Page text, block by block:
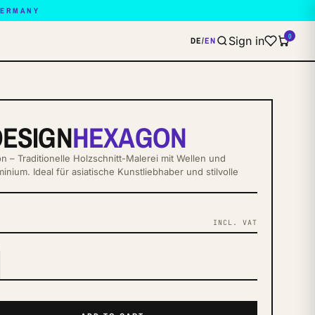
DE/EN Sign in 0
HEXAGON
– Traditionelle Holzschnitt-Malerei mit Wellen und
Ideal für asiatische Kunstliebhaber und stilvolle
INCL. VAT